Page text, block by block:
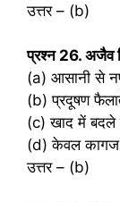
उत्तर – (b)
प्रश्‍न 26. अजैव
(a) आसानी से
(b) प्रदूषण
(c) खाद में
(d) केवल कागज
उत्तर – (b)